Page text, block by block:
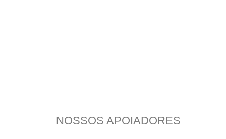
NOSSOS APOIADORES